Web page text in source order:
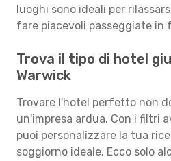
luoghi sono ideali per
fare piacevoli passeggiate in
Trova il tipo di hotel
Warwick
Trovare l'hotel perfetto non
un'impresa ardua. Con i filtri
puoi personalizzare la tua
soggiorno ideale. Ecco solo